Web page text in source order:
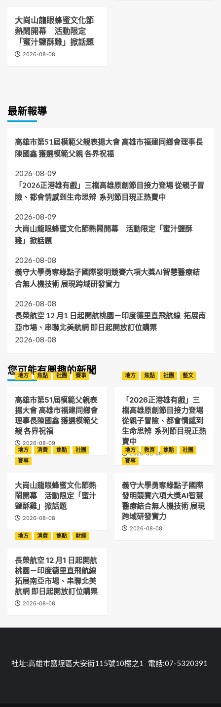
大崗山龍眼蜂蜜文化節
熱鬧開幕 活動限定
「蜜汁鹽酥雞」掀話題
2026-08-08
最新報導
高雄市第51屆模範父親表揚大會 高雄市福建同鄉會理事長
陳國鑫 獲選模範父親 各界祝福
2026-08-09
「2026正港雄有戲」三檔高雄原創節目接力登場 從親子冒
險、都會情感到生命思辨 系列節目現正熱賣中
2026-08-09
大崗山龍眼蜂蜜文化節熱鬧開幕 活動限定「蜜汁鹽酥
雞」掀話題
2026-08-08
義守大學勇奪綠點子國際發明競賽六項大獎AI智慧醫療結
合無人機技術 展現跨域研發實力
2026-08-08
長榮航空 12 月1 日起開航桃園－印度德里直飛航線 拓展南
亞市場、串聯北美航網 即日起開放訂位購票
2026-08-08
您可能有興趣的新聞
地方 焦點 社團 賽事
高雄市第51屆模範父親表
揚大會 高雄市福建同鄉會
理事長陳國鑫 獲選模範父
親 各界祝福
2026-08-09
地方 焦點 社團 藝文
「2026正港雄有戲」三
檔高雄原創節目接力登場
從親子冒險、都會情感到
生命思辨 系列節目現正熱
賣中
2026-08-09
地方 消費 焦點
社團
賽事
大崗山龍眼蜂蜜文化節熱
鬧開幕 活動限定「蜜汁
鹽酥雞」掀話題
2026-08-08
地方 教育 焦點
社團
賽事
義守大學勇奪綠點子國際
發明競賽六項大獎AI智慧
醫療結合無人機技術 展現
跨域研發實力
2026-08-08
地方
消費 焦點 財經
長榮航空 12 月1 日起開航
桃園－印度德里直飛航線
拓展南亞市場、串聯北美
航網 即日起開放訂位購票
2026-08-08
社址:高雄市鹽埕區大安街115號10樓之1 電話:07-5320391